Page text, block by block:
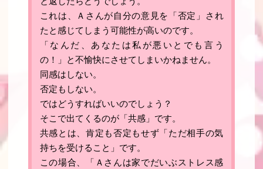
これは、Ａさんが自分の意見を「否定 」され
たと感じてしまう可能性が高いのです。
「なんだ、あなたは私が悪いとでも言う
の！」と不愉快にさせてしまいかねません。
同感はしない。
否定もしない。
ではどうすればいいのでしょう？
そこで出てくるのが「共感」です。
共感とは、肯定も否定もせず「ただ相手の気
持ちを受けること」です。
この場合、「Ａさんは家でだいぶストレス感